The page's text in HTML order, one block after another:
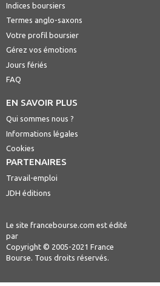
Indices boursiers
Termes anglo-saxons
Votre profil boursier
Gérez vos émotions
Jours fériés
FAQ
EN SAVOIR PLUS
Qui sommes nous ?
Informations légales
Cookies
PARTENAIRES
Travail-emploi
JDH éditions
Le site francebourse.com est édité
par
Copyright © 2005-2021 France
Bourse. Tous droits réservés.